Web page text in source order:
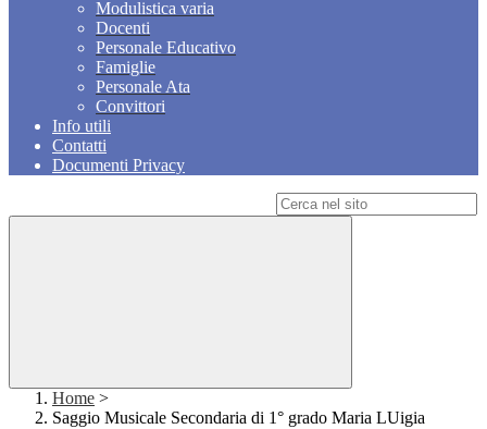
Modulistica varia
Docenti
Personale Educativo
Famiglie
Personale Ata
Convittori
Info utili
Contatti
Documenti Privacy
Home >
Saggio Musicale Secondaria di 1° grado Maria LUigia